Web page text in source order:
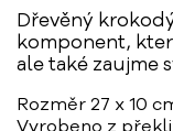
Dřevěný
komponent,
ale také zaujme
Rozměr 27 x 10